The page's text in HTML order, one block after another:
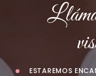
ESTAREMOS